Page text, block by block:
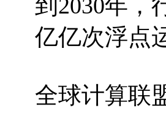
到2030年，
亿亿次浮点
全球计算联